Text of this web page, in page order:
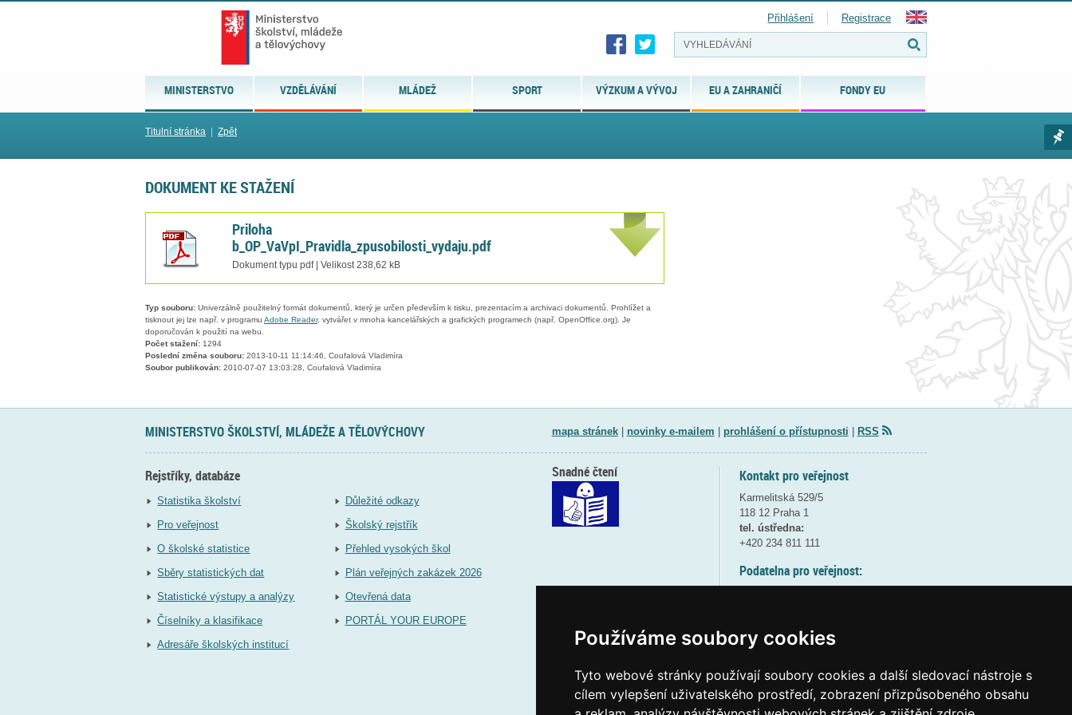
Používáme soubory cookies
Tyto webové stránky používají soubory cookies a další sledovací nástroje s
cílem vylepšení uživatelského prostředí, zobrazení přizpůsobeného obsahu
MINISTERSTVO VZDĚLÁVÁNÍ MLÁDEŽ SPORT VÝZKUM A VÝVOJ EU A ZAHRANIČÍ FONDY EU
Přihlášení Registrace
Titulní stránka Zpět
DOKUMENT KE STAŽENÍ
Priloha
b_OP_VaVpI_Pravidla_zpusobilosti_vydaju.pdf
Dokument typu pdf | Velikost 238,62 kB
Typ souboru: Univerzálně použitelný formát dokumentů, který je určen především k tisku, prezentacím a archivaci dokumentů. Prohlížet a
tisknout jej lze např. v programu Adobe Reader, vytvářet v mnoha kancelářských a grafických programech (např. OpenOffice.org). Je
doporučován k použití na webu.
Počet stažení: 1294
Poslední změna souboru: 2013-10-11 11:14:46, Coufalová Vladimíra
Soubor publikován: 2010-07-07 13:03:28, Coufalová Vladimíra
MINISTERSTVO ŠKOLSTVÍ, MLÁDEŽE A TĚLOVÝCHOVY mapa stránek| novinky e-mailem prohlášení o přístupnosti RSS
Rejstříky, databáze
Statistika školství
Pro veřejnost
O školské statistice
Sběry statistických dat
Statistické výstupy a analýzy
Číselníky a klasifikace
Adresáře školských institucí
Důležité odkazy
Školský rejstřík
Přehled vysokých škol
Plán veřejných zakázek 2026
Otevřená data
PORTÁL YOUR EUROPE
Kontakt pro veřejnost
Karmelitská 529/5
118 12 Praha 1
tel. ústředna:
+420 234 811 111
Podatelna pro veřejnost:
(více informací
Elektronická podatelna:
Snadné čtení